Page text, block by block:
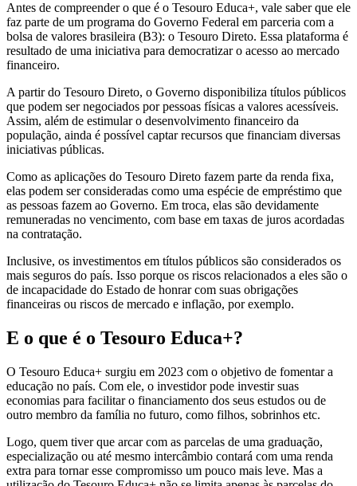
Antes de compreender o que é o Tesouro Educa+, vale saber que ele
faz parte de um programa do Governo Federal em parceria com a
bolsa de valores brasileira (B3): o Tesouro Direto. Essa plataforma é
resultado de uma iniciativa para democratizar o acesso ao mercado
financeiro.
A partir do Tesouro Direto, o Governo disponibiliza títulos públicos
que podem ser negociados por pessoas físicas a valores acessíveis.
Assim, além de estimular o desenvolvimento financeiro da
população, ainda é possível captar recursos que financiam diversas
iniciativas públicas.
Como as aplicações do Tesouro Direto fazem parte da renda fixa,
elas podem ser consideradas como uma espécie de empréstimo que
as pessoas fazem ao Governo. Em troca, elas são devidamente
remuneradas no vencimento, com base em taxas de juros acordadas
na contratação.
Inclusive, os investimentos em títulos públicos são considerados os
mais seguros do país. Isso porque os riscos relacionados a eles são o
de incapacidade do Estado de honrar com suas obrigações
financeiras ou riscos de mercado e inflação, por exemplo.
E o que é o Tesouro Educa+?
O Tesouro Educa+ surgiu em 2023 com o objetivo de fomentar a
educação no país. Com ele, o investidor pode investir suas
economias para facilitar o financiamento dos seus estudos ou de
outro membro da família no futuro, como filhos, sobrinhos etc.
Logo, quem tiver que arcar com as parcelas de uma graduação,
especialização ou até mesmo intercâmbio contará com uma renda
extra para tornar esse compromisso um pouco mais leve. Mas a